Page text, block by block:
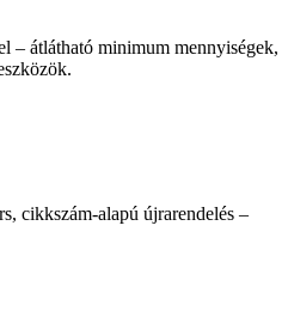
– átlátható minimum mennyiségek,
cikkszám-alapú újrarendelés –